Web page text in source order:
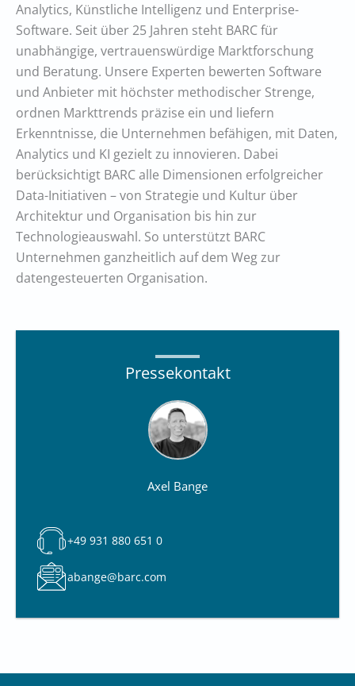
Analytics, Künstliche Intelligenz und Enterprise-
Software. Seit über 25 Jahren steht BARC für
unabhängige, vertrauenswürdige Marktforschung
und Beratung. Unsere Experten bewerten Software
und Anbieter mit höchster methodischer Strenge,
ordnen Markttrends präzise ein und liefern
Erkenntnisse, die Unternehmen befähigen, mit Daten,
Analytics und KI gezielt zu innovieren. Dabei
berücksichtigt BARC alle Dimensionen erfolgreicher
Data-Initiativen – von Strategie und Kultur über
Architektur und Organisation bis hin zur
Technologieauswahl. So unterstützt BARC
Unternehmen ganzheitlich auf dem Weg zur
datengesteuerten Organisation.
Pressekontakt
Axel Bange
+49 931 880 651 0
abange@barc.com